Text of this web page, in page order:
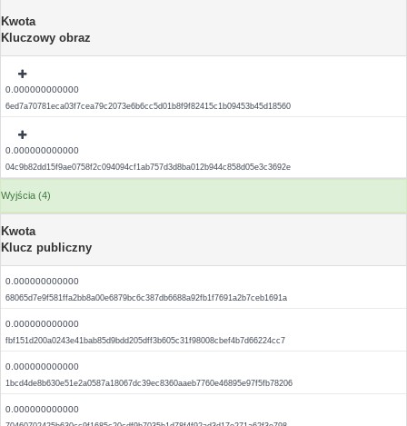
Kwota
Kluczowy obraz
0.000000000000
6ed7a70781eca03f7cea79c2073e6b6cc5d01b8f9f82415c1b09453b45d18560
0.000000000000
04c9b82dd15f9ae0758f2c094094cf1ab757d3d8ba012b944c858d05e3c3692e
Wyjścia (4)
Kwota
Klucz publiczny
0.000000000000
68065d7e9f581ffa2bb8a00e6879bc6c387db6688a92fb1f7691a2b7ceb1691a
0.000000000000
fbf151d200a0243e41bab85d9bdd205dff3b605c31f98008cbef4b7d66224cc7
0.000000000000
1bcd4de8b630e51e2a0587a18067dc39ec8360aaeb7760e46895e97f5fb78206
0.000000000000